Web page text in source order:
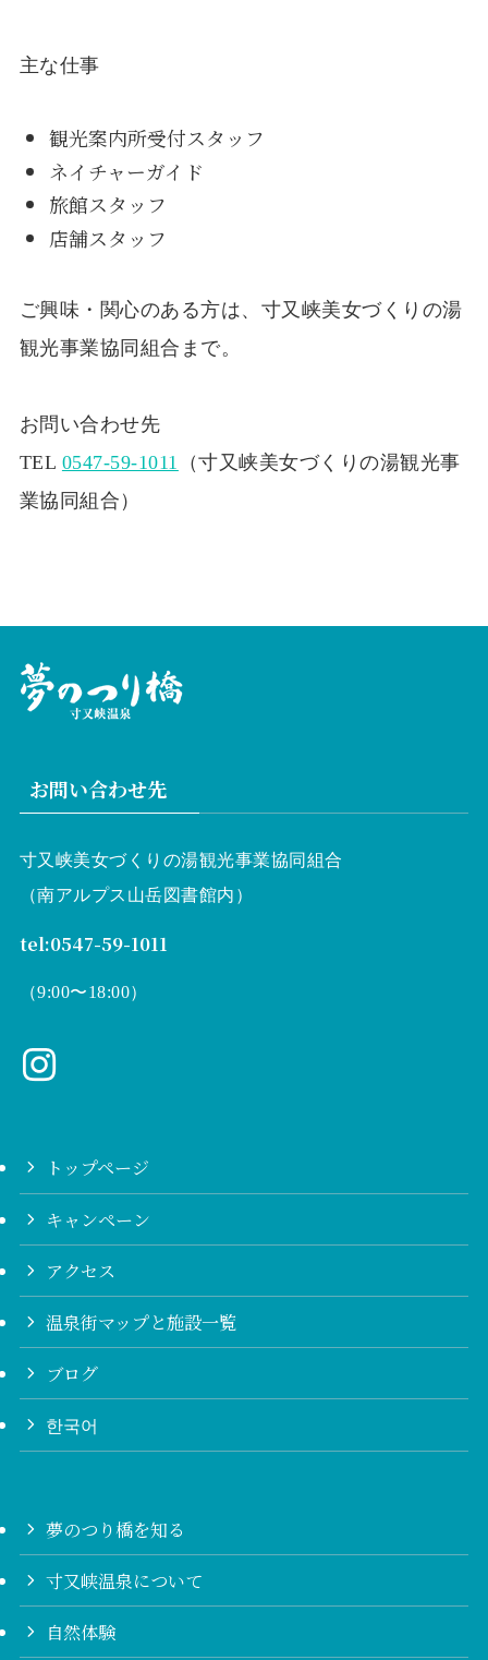
主な仕事
観光案内所受付スタッフ
ネイチャーガイド
旅館スタッフ
店舗スタッフ
ご興味・関心のある方は、寸又峡美女づくりの湯
観光事業協同組合まで。
お問い合わせ先
TEL 0547-59-1011 （寸又峡美女づくりの湯観光事
業協同組合）
お問い合わせ先
寸又峡美女づくりの湯観光事業協同組合
（南アルプス山岳図書館内）
tel:0547-59-1011
（9:00〜18:00）
トップページ
キャンペーン
アクセス
温泉街マップと施設一覧
ブログ
한국어
夢のつり橋を知る
寸又峡温泉について
自然体験